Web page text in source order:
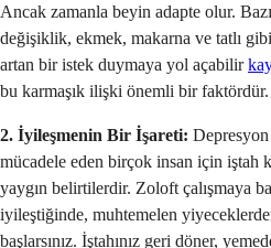
Ancak zamanla beyin adapte olur.
değişiklik, ekmek, makarna ve tatlı gibi
artan bir istek duymaya yol açabilir
bu karmaşık ilişki önemli bir faktördür.
2. İyileşmenin Bir İşareti:
mücadele eden birçok insan için iştah
yaygın belirtilerdir. Zoloft çalışmaya
iyileştiğinde, muhtemelen
başlarsınız. İştahınız geri döner,